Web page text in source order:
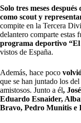
Solo tres meses
como scout y
compite en la Tercera
delantero comparte estas
programa deportivo
vistos de España.
Además, hace poco
que se han juntado los
amistosos. Junto a él,
Eduardo Esnaider,
Bravo, Pedro Munitis e